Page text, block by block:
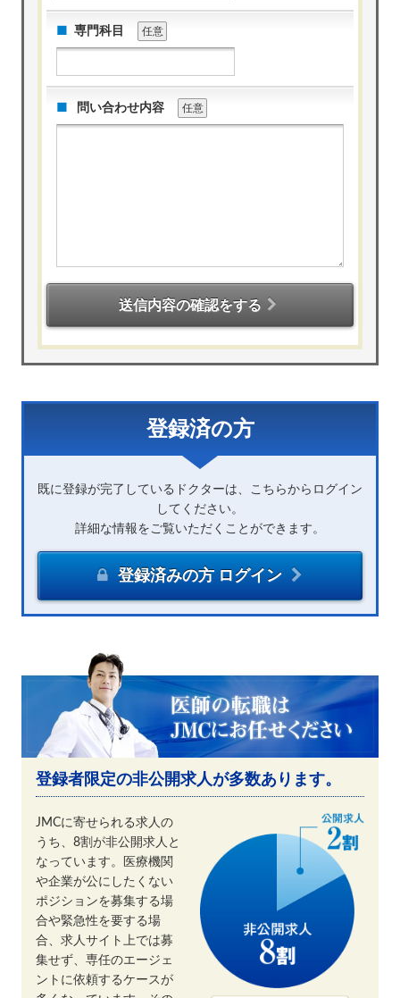
専門科目 任意
問い合わせ内容 任意
送信内容の確認をする
登録済の方
既に登録が完了しているドクターは、こちらからログイン
してください。
詳細な情報をご覧いただくことができます。
登録済みの方 ログイン
登録者限定の非公開求人が多数あります。
JMCに寄せられる求人の
うち、8割が非公開求人と
なっています。医療機関
や企業が公にしたくない
ポジションを募集する場
合や緊急性を要する場
合、求人サイト上では募
集せず、専任のエージェ
ントに依頼するケースが